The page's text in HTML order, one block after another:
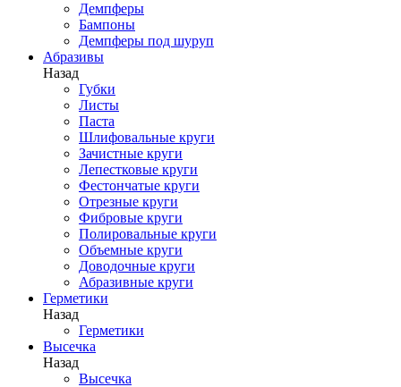
Демпферы
Бампоны
Демпферы под шуруп
Абразивы
Назад
Губки
Листы
Паста
Шлифовальные круги
Зачистные круги
Лепестковые круги
Фестончатые круги
Отрезные круги
Фибровые круги
Полировальные круги
Объемные круги
Доводочные круги
Абразивные круги
Герметики
Назад
Герметики
Высечка
Назад
Высечка